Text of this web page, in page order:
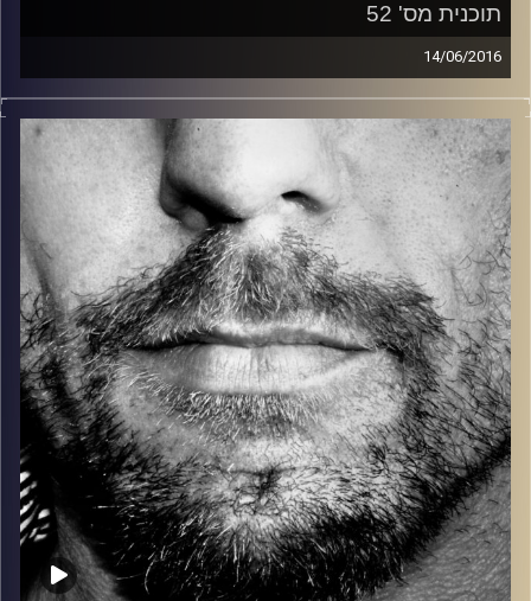
תוכנית מס' 52
14/06/2016
זיפים, מוזיקה מחוספסת של הופעות חיות. הרבה ג'אם, רוק,
בלוז, bluegrass, ג'אז, Fאנק, פרוגרסיב ואפילו אלקטרוניקה.
כל מה שחי, אמיתי ונושם.
עם שמוליק רגב.
קרדיט תמונות: David Goehring